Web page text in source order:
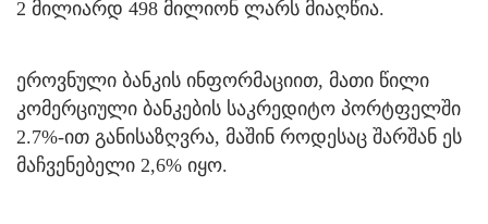
2 მილიარდ 498 მილიონ ლარს მიაღწია.
ეროვნული ბანკის ინფორმაციით, მათი წილი
კომერციული ბანკების საკრედიტო პორტფელში
2.7%-ით განისაზღვრა, მაშინ როდესაც შარშან ეს
მაჩვენებელი 2,6% იყო.